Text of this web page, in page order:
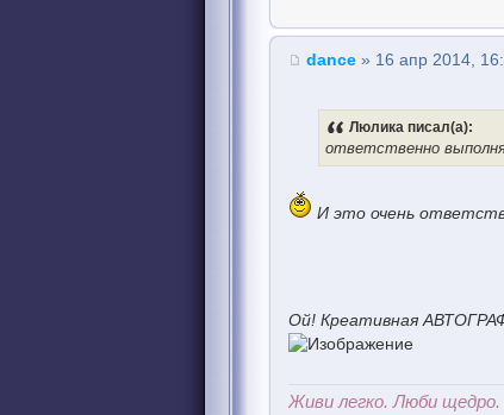
dance » 16 апр 2014,
Люлика писал(а):
ответственно
И это очень
Ой! Креативная
Живи легко. Люби щедро.